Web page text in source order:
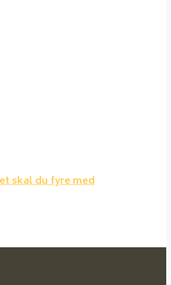
skal du fyre med